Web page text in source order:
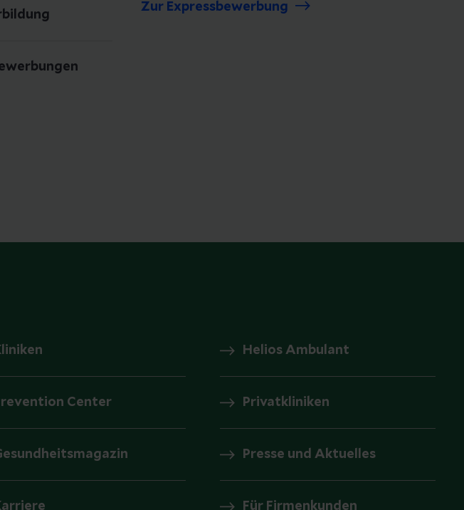
Zur Expressbewerbung
Helios Ambulant
Center Privatkliniken
Presse und Aktuelles
Für Firmenkunden